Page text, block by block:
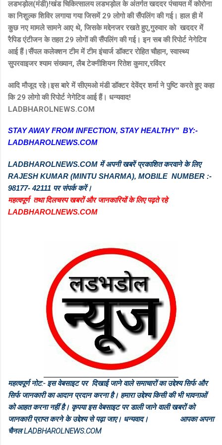
लडभड़ोल(मंडी)!खंड चिकित्सालय लडभड़ोल के अंतर्गत खददर पंचायत में कोरोना
का निशुल्क शिविर लगाया गया जिसमें 29 लोगो की सैंपलिंग की गई। हाल ही में
कुछ नए मामले सामने आए थे, जिसके मद्देनजर रखते हुए,गुरुवार को खददर में
रैपिड एंटीजन के तहत 29 लोगों की सैंपलिंग की गई। इन सब की रिपोर्ट नेगेटिव
आई हैं।सैंपल कलेक्शन टीम में टीम इंचार्ज डॉक्टर रोहित चौहान, स्वास्थ्य
सुपरवाइजर श्याम संख्यान, लैब टेक्नीशियन रितेश कुमार,रविंदर
आदि मौजूद रहे।इस बारे में सीएमओ मंडी डॉक्टर देवेंद्र शर्मा ने पुष्टि करते हुए कहा
कि 29 लोगो की रिपोर्ट नेगेटिव आई हैं। धन्यवाद!
LADBHAROLNEWS.COM
STAY AWAY FROM INFECTION, STAY HEALTHY" BY:-
LADBHAROLNEWS.COM
LADBHAROLNEWS.COM में अपनी खबरें प्रकाशित करवाने के लिए
RAJESH KUMAR (MINTU SHARMA), MOBILE NUMBER :-
98177- 42111 पर संपर्क करें।
महत्वपूर्ण तथा दिलचस्प खबरों और जानकारियों के लिए पढ़ते रहे
LADBHAROLNEWS.COM
महत्वपूर्ण नोट:- इस वेबसाइट पर दिखाई जाने वाले समाचारों का उद्देश्य सिर्फ और
सिर्फ जानकारी का आदान प्रदान करना है। हमारा उद्देश्य किसी की भी भावनाओं
को आहत करना नहीं है। कृपया इस वेबसाइट पर डाली जाने वाली खबरों को
जानकारी प्राप्त करने के उद्देश्य से पढ़ा जाए। धन्यवाद। आपका अपना
चैनल LADBHAROLNEWS.COM